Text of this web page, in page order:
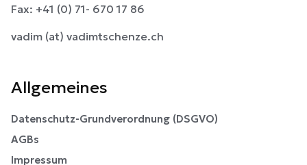
Fax: +41 (0) 71- 670 17 86
vadim (at) vadimtschenze.ch
Allgemeines
Datenschutz-Grundverordnung (DSGVO)
AGBs
Impressum